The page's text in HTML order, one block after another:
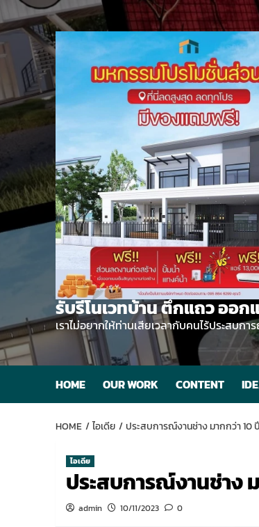
Skip
to
content
รับรีโนเวทบ้าน ตึกแถว ออก
เราไม่อยากให้ท่านเสียเวลากับคนไร้ประสบกา
HOME OUR WORK CONTENT
HOME ไอเดีย ประสบการณ์งานช่าง มากกว่า 10 ปี
ไอเดีย
ประสบการณ์งานช่าง
admin 10/11/2023 0